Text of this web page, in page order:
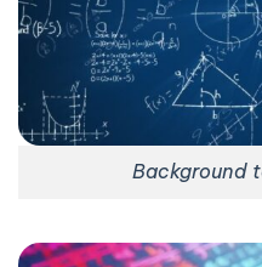
Background